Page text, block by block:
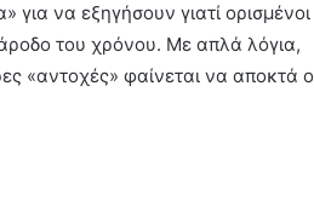
να εξηγήσουν γιατί ορισμένοι
του χρόνου. Με απλά λόγια,
«αντοχές» φαίνεται να αποκτά ο